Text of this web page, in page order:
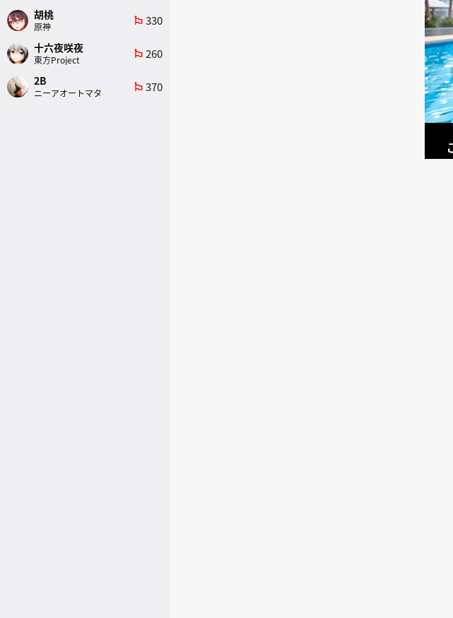
胡桃
原神
emoji_flags 330
十六夜咲夜
東方Project
emoji_flags 260
2B
ニーアオートマタ
emoji_flags 370